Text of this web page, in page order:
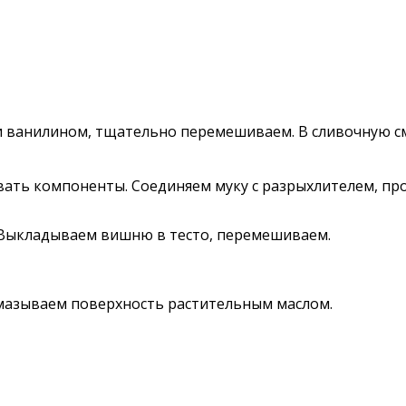
ванилином, тщательно перемешиваем. В сливочную
компоненты. Соединяем муку с разрыхлителем,
вишню в тесто, перемешиваем.
поверхность растительным маслом.